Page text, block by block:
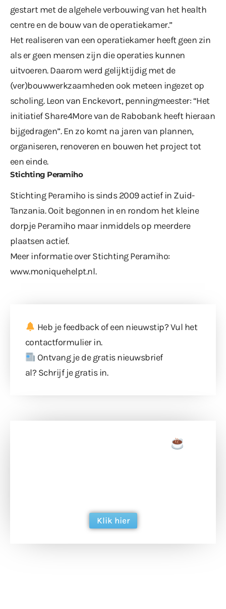
gestart met de algehele verbouwing van het health
centre en de bouw van de operatiekamer.”
Het realiseren van een operatiekamer heeft geen zin
als er geen mensen zijn die operaties kunnen
uitvoeren. Daarom werd gelijktijdig met de
(ver)bouwwerkzaamheden ook meteen ingezet op
scholing. Leon van Enckevort, penningmeester: “Het
initiatief Share4More van de Rabobank heeft hieraan
bijgedragen”. En zo komt na jaren van plannen,
organiseren, renoveren en bouwen het project tot
een einde.
Stichting Peramiho
Stichting Peramiho is sinds 2009 actief in Zuid-
Tanzania. Ooit begonnen in en rondom het kleine
dorpje Peramiho maar inmiddels op meerdere
plaatsen actief.
Meer informatie over Stichting Peramiho:
www.moniquehelpt.nl.
Heb je feedback of een nieuwstip? Vul het
contactformulierin.
Ontvang je de gratis nieuwsbrief
al? Schrijf je gratis in.
Klik hier